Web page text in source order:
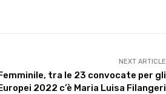
NEXT ARTICLE
tra le 23 convocate per gli
2022 c’è Maria Luisa Filangeri